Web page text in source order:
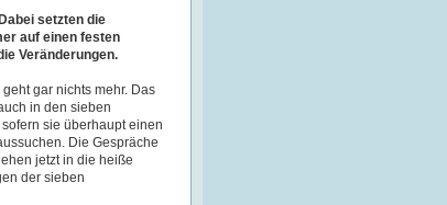
setzten die
auf einen festen
Veränderungen.
gar nichts mehr. Das
in den sieben
sie überhaupt einen
Die Gespräche
jetzt in die heiße
der sieben